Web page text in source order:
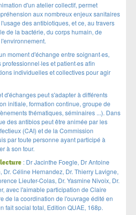
d'un atelier collectif, permet
aux nombreux enjeux sanitaires
des antibiotiques, et ce, au travers
de la bactérie, du corps humain, de
moment d'échange entre soignant·es,
et patient·es afin
individuelles et collectives pour agir
d'échanges peut s'adapter à différents
initiale, formation continue, groupe de
thématiques, séminaires ...). Dans
des antibios peut être animée par les
(CAI) et de la Commission
par toute personne ayant participé à
à son tour.
: Dr Jacinthe Foegle, Dr Antoine
Dr. Céline Hernandez, Dr. Thierry Lavigne,
Lieuter-Colas, Dr. Yasmine Nivoix, Dr.
avec l'aimable participation de Claire
de la coordination de l'ouvrage édité en
fait social total, Edition QUAE, 168p.